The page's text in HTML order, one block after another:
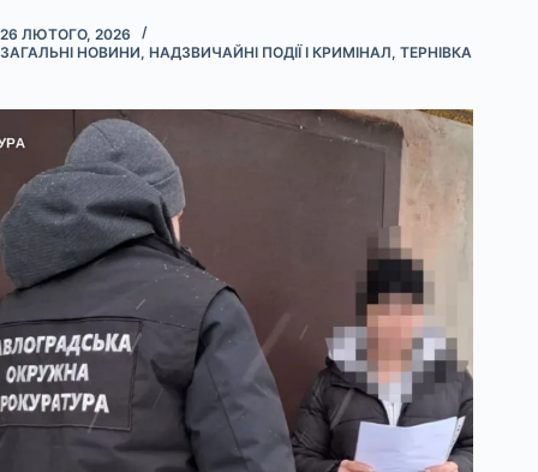
26 ЛЮТОГО, 2026
ЗАГАЛЬНІ НОВИНИ, НАДЗВИЧАЙНІ ПОДІЇ І КРИМІНАЛ, ТЕРНІВКА